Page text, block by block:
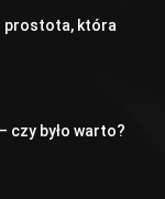
prostota, która
czy było warto?